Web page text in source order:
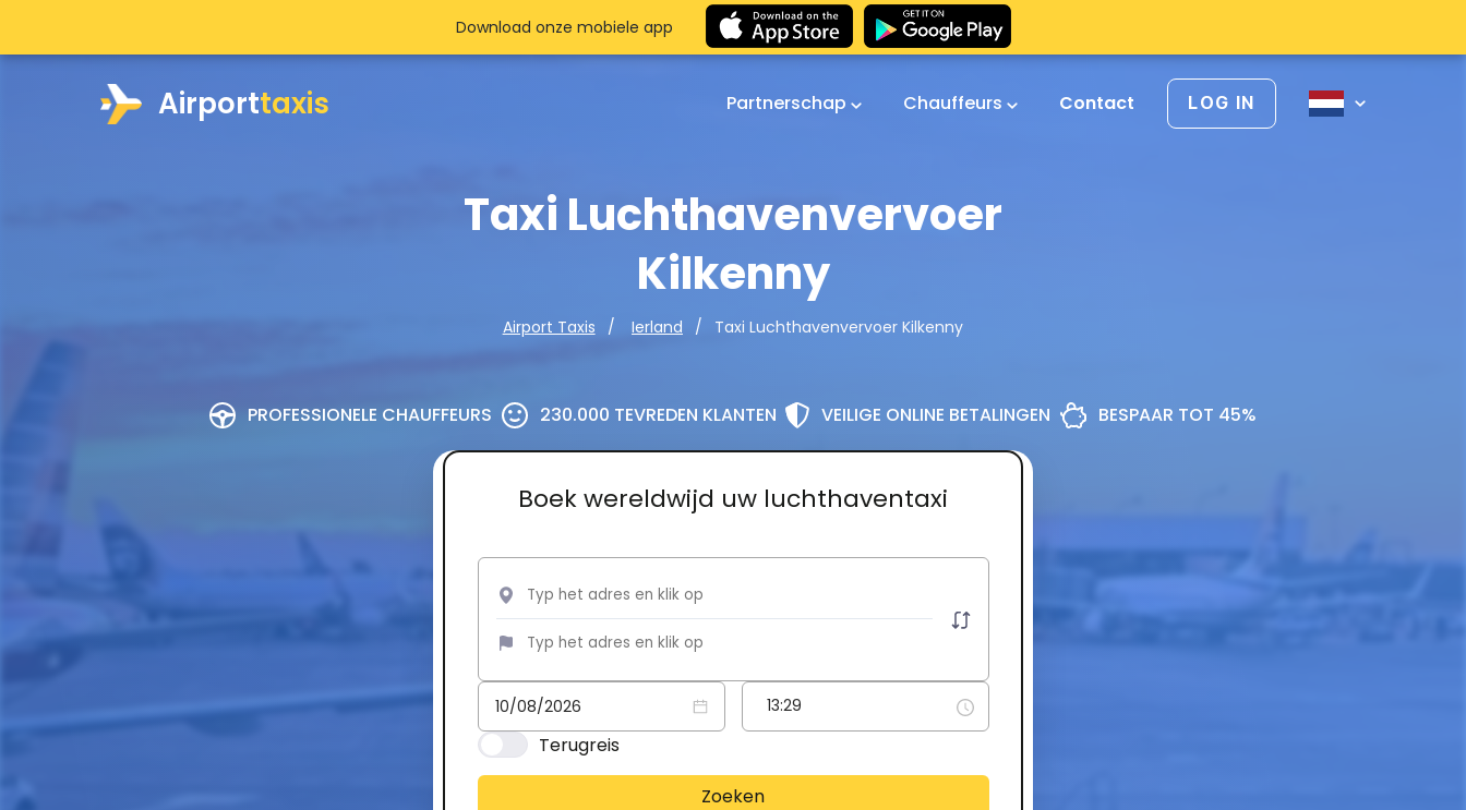
Airporttaxis Partnerschap Chauffeurs Contact LOG IN
Taxi Luchthavenvervoer
Kilkenny
Airport Taxis Ierland Taxi Luchthavenvervoer Kilkenny
PROFESSIONELE CHAUFFEURS 230.000 TEVREDEN KLANTEN VEILIGE ONLINE BETALINGEN BESPAAR TOT 45%
Boek wereldwijd uw luchthaventaxi
Terugreis
Zoeken
Download onze mobiele app